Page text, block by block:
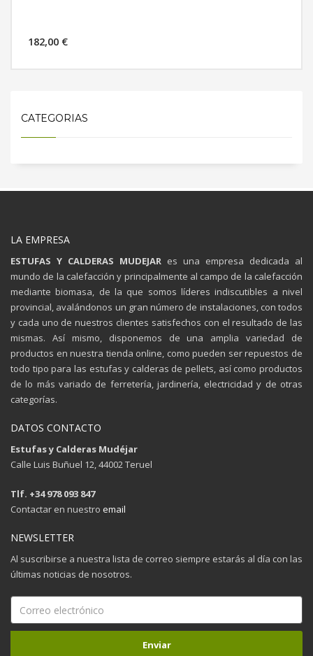
182,00 €
CATEGORIAS
LA EMPRESA
ESTUFAS Y CALDERAS MUDEJAR es una empresa dedicada al
mundo de la calefacción y principalmente al campo de la calefacción
mediante biomasa, de la que somos líderes indiscutibles a nivel
provincial, avalándonos un gran número de instalaciones, con todos
y cada uno de nuestros clientes satisfechos con el resultado de las
mismas. Así mismo, disponemos de una amplia variedad de
productos en nuestra tienda online, como pueden ser repuestos de
todo tipo para las estufas y calderas de pellets, así como productos
de lo más variado de ferretería, jardinería, electricidad y de otras
categorías.
DATOS CONTACTO
Estufas y Calderas Mudéjar
Calle Luis Buñuel 12, 44002 Teruel
Tlf. +34 978 093 847
Contactar en nuestro email
NEWSLETTER
Al suscribirse a nuestra lista de correo siempre estarás al día con las
últimas noticias de nosotros.